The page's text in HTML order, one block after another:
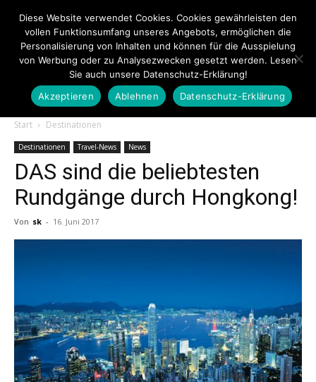
Touristiknews.de
|
Reiseempfehlungen.
Start Destinationen
Destinationen Travel-News News
DAS sind die beliebtesten
Rundgänge durch Hongkong!
Von sk - 16. Juni 2017
Diese Website verwendet Cookies. Cookies gewährleisten den
vollen Funktionsumfang unseres Angebots, ermöglichen die
Personalisierung von Inhalten und können für die Ausspielung
von Werbung oder zu Analysezwecken gesetzt werden. Lesen
Sie auch unsere Datenschutz-Erklärung!
Akzeptieren
Ablehnen Datenschutz-Erklärung